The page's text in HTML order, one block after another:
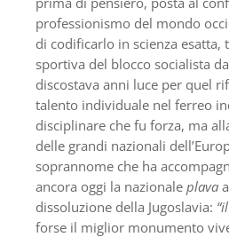
professionismo del mondo
di codificarlo in scienza esatta,
sportiva del blocco socialista
discostava anni luce per quel
talento individuale nel ferreo
disciplinare che fu forza, ma
delle grandi nazionali
soprannome che ha
ancora oggi la nazionale plava
dissoluzione della Jugoslavia:
forse il miglior monumento